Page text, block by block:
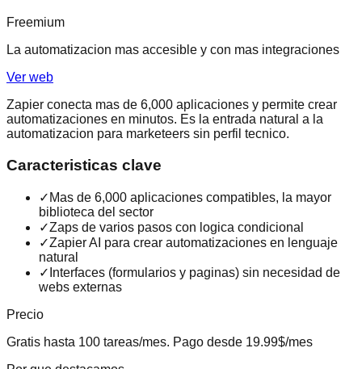
Freemium
La automatizacion mas accesible y con mas integraciones
Ver web
Zapier conecta mas de 6,000 aplicaciones y permite crear
automatizaciones en minutos. Es la entrada natural a la
automatizacion para marketeers sin perfil tecnico.
Caracteristicas clave
✓ Mas de 6,000 aplicaciones compatibles, la mayor
biblioteca del sector
✓Zaps de varios pasos con logica condicional
✓Zapier AI para crear automatizaciones en lenguaje
natural
✓ Interfaces (formularios y paginas) sin necesidad de
webs externas
Precio
Gratis hasta 100 tareas/mes. Pago desde 19.99$/mes